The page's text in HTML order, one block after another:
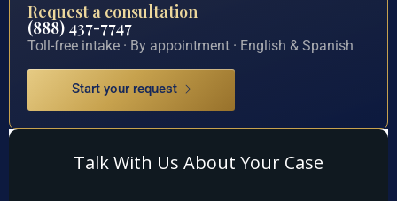
Request a consultation
(888) 437-7747
Toll-free intake · By appointment · English & Spanish
Start your request